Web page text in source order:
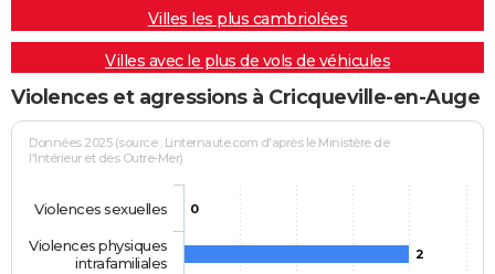
Villes les plus cambriolées
Villes avec le plus de vols de véhicules
Violences et agressions à Cricqueville-en-Auge
Données 2025 (source : Linternaute.com d'après le Ministère de
l'Intérieur et des Outre-Mer)
0
2
Violences sexuelles
Violences physiques
intrafamiliales